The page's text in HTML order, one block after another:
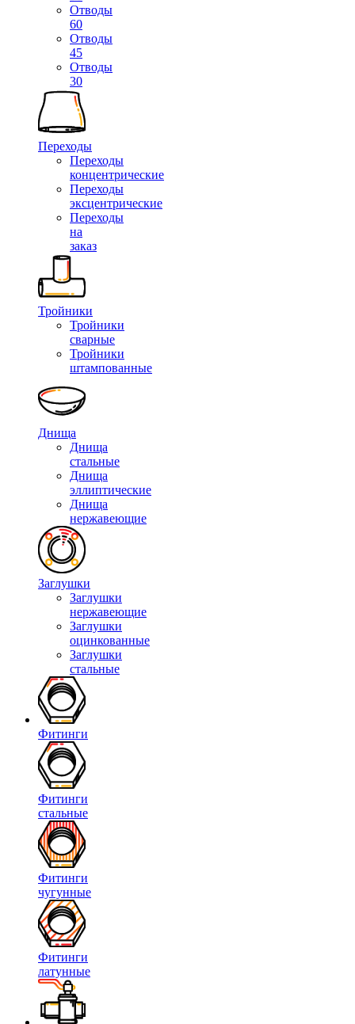
Отводы
60
Отводы
45
Отводы
30
Переходы
Переходы
концентрические
Переходы
эксцентрические
Переходы
на
заказ
Тройники
Тройники
сварные
Тройники
штампованные
Днища
Днища
стальные
Днища
эллиптические
Днища
нержавеющие
Заглушки
Заглушки
нержавеющие
Заглушки
оцинкованные
Заглушки
стальные
Фитинги
Фитинги
стальные
Фитинги
чугунные
Фитинги
латунные